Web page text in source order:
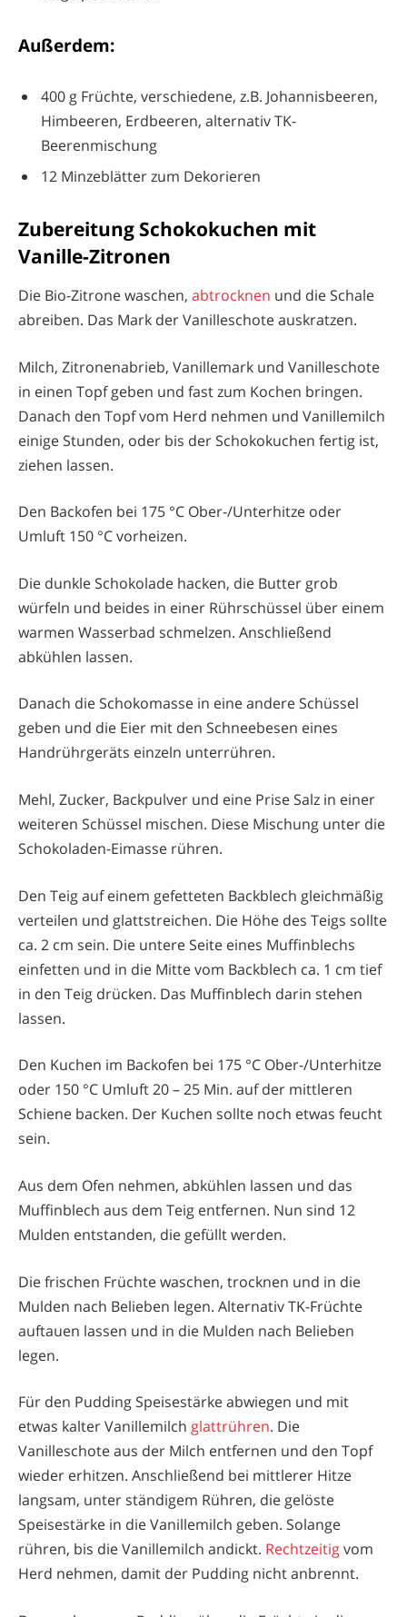
Außerdem:
400 g Früchte, verschiedene, z.B. Johannisbeeren,
Himbeeren, Erdbeeren, alternativ TK-
Beerenmischung
12 Minzeblätter zum Dekorieren
Zubereitung Schokokuchen mit
Vanille-Zitronen
Die Bio-Zitrone waschen, abtrocknen und die Schale
abreiben. Das Mark der Vanilleschote auskratzen.
Milch, Zitronenabrieb, Vanillemark und Vanilleschote
in einen Topf geben und fast zum Kochen bringen.
Danach den Topf vom Herd nehmen und Vanillemilch
einige Stunden, oder bis der Schokokuchen fertig ist,
ziehen lassen.
Den Backofen bei 175 °C Ober-/Unterhitze oder
Umluft 150 °C vorheizen.
Die dunkle Schokolade hacken, die Butter grob
würfeln und beides in einer Rührschüssel über einem
warmen Wasserbad schmelzen. Anschließend
abkühlen lassen.
Danach die Schokomasse in eine andere Schüssel
geben und die Eier mit den Schneebesen eines
Handrührgeräts einzeln unterrühren.
Mehl, Zucker, Backpulver und eine Prise Salz in einer
weiteren Schüssel mischen. Diese Mischung unter die
Schokoladen-Eimasse rühren.
Den Teig auf einem gefetteten Backblech gleichmäßig
verteilen und glattstreichen. Die Höhe des Teigs sollte
ca. 2 cm sein. Die untere Seite eines Muffinblechs
einfetten und in die Mitte vom Backblech ca. 1 cm tief
in den Teig drücken. Das Muffinblech darin stehen
lassen.
Den Kuchen im Backofen bei 175 °C Ober-/Unterhitze
oder 150 °C Umluft 20 – 25 Min. auf der mittleren
Schiene backen. Der Kuchen sollte noch etwas feucht
sein.
Aus dem Ofen nehmen, abkühlen lassen und das
Muffinblech aus dem Teig entfernen. Nun sind 12
Mulden entstanden, die gefüllt werden.
Die frischen Früchte waschen, trocknen und in die
Mulden nach Belieben legen. Alternativ TK-Früchte
auftauen lassen und in die Mulden nach Belieben
legen.
Für den Pudding Speisestärke abwiegen und mit
etwas kalter Vanillemilch glattrühren. Die
Vanilleschote aus der Milch entfernen und den Topf
wieder erhitzen. Anschließend bei mittlerer Hitze
langsam, unter ständigem Rühren, die gelöste
Speisestärke in die Vanillemilch geben. Solange
rühren, bis die Vanillemilch andickt. Rechtzeitigvom
Herd nehmen, damit der Pudding nicht anbrennt.